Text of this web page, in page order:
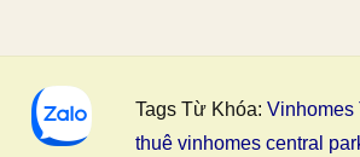
Tags Từ Khóa: Vinhomes
thuê vinhomes central